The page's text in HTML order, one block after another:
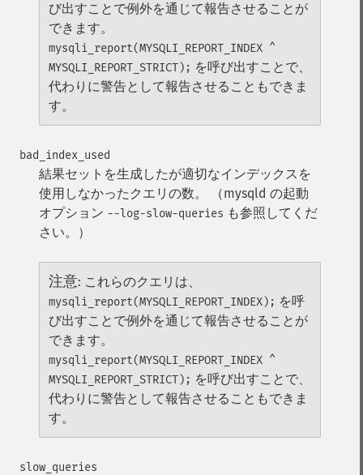
び出すことで例外を通じて報告させることが
できます。
mysqli_report(MYSQLI_REPORT_INDEX ^
MYSQLI_REPORT_STRICT); を呼び出すことで、
代わりに警告として報告させることもできま
す。
bad_index_used
結果セットを生成したが適切なインデックスを
使用しなかったクエリの数。 （mysqld の起動
オプション --log-slow-queries も参照してくだ
さい。）
注意: これらのクエリは、
mysqli_report(MYSQLI_REPORT_INDEX); を呼
び出すことで例外を通じて報告させることが
できます。
mysqli_report(MYSQLI_REPORT_INDEX ^
MYSQLI_REPORT_STRICT); を呼び出すことで、
代わりに警告として報告させることもできま
す。
slow_queries